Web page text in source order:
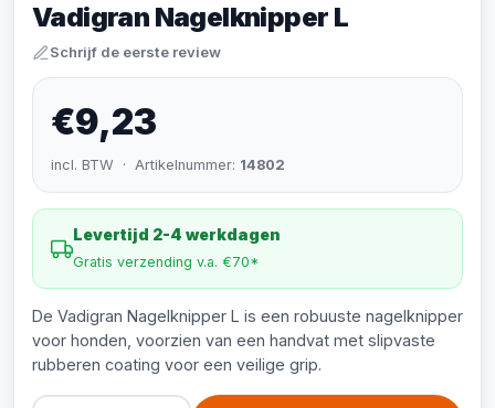
Vadigran Nagelknipper L
Schrijf de eerste review
€9,23
incl. BTW · Artikelnummer: 14802
Levertijd 2-4 werkdagen
Gratis verzending v.a. €70*
De Vadigran Nagelknipper L is een robuuste nagelknipper
voor honden, voorzien van een handvat met slipvaste
rubberen coating voor een veilige grip.